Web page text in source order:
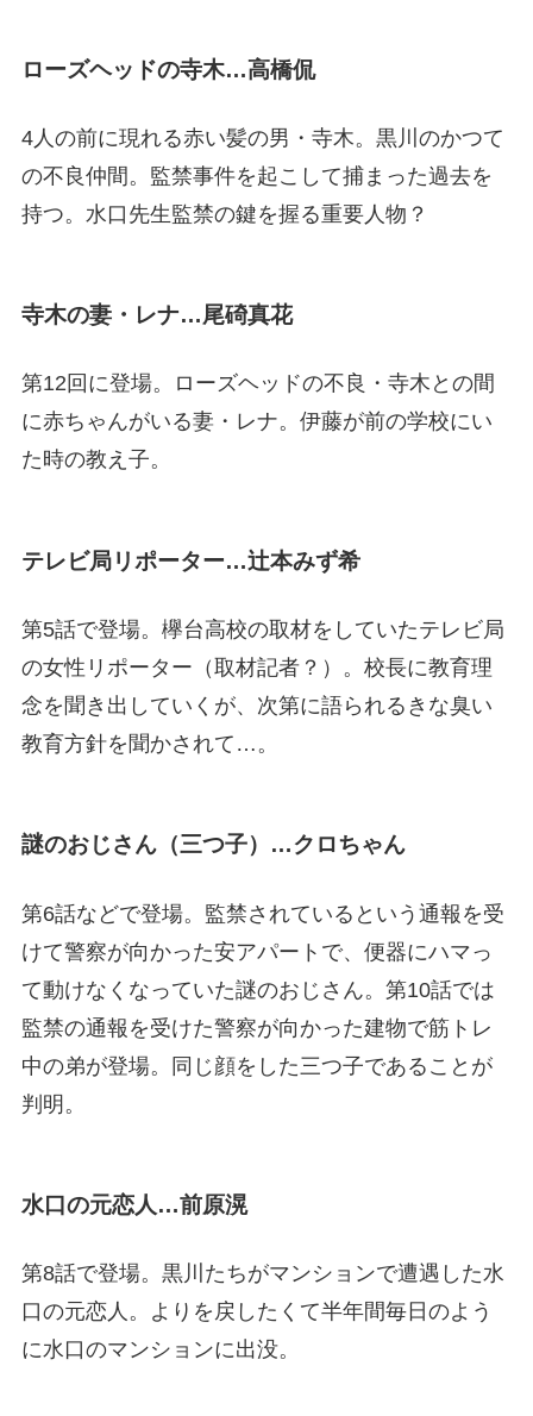
ローズヘッドの寺木…高橋侃
4人の前に現れる赤い髪の男・寺木。黒川のかつて
の不良仲間。監禁事件を起こして捕まった過去を
持つ。水口先生監禁の鍵を握る重要人物？
寺木の妻・レナ…尾碕真花
第12回に登場。ローズヘッドの不良・寺木との間
に赤ちゃんがいる妻・レナ。伊藤が前の学校にい
た時の教え子。
テレビ局リポーター…辻本みず希
第5話で登場。欅台高校の取材をしていたテレビ局
の女性リポーター（取材記者？）。校長に教育理
念を聞き出していくが、次第に語られるきな臭い
教育方針を聞かされて…。
謎のおじさん（三つ子）…クロちゃん
第6話などで登場。監禁されているという通報を受
けて警察が向かった安アパートで、便器にハマっ
て動けなくなっていた謎のおじさん。第10話では
監禁の通報を受けた警察が向かった建物で筋トレ
中の弟が登場。同じ顔をした三つ子であることが
判明。
水口の元恋人…前原滉
第8話で登場。黒川たちがマンションで遭遇した水
口の元恋人。よりを戻したくて半年間毎日のよう
に水口のマンションに出没。